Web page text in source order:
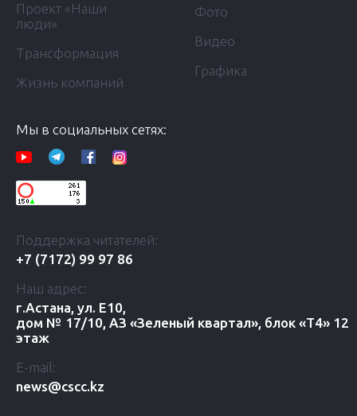
Проект «Наши
люди»
Трансформация
Жизнь компаний
Фото
Видео
Графика
Мы в социальных сетях:
Поддержка читателей:
+7 (7172) 99 97 86
Наш адрес:
г.Астана, ул. Е10,
дом № 17/10, АЗ «Зеленый квартал», блок «Т4» 12
этаж
E-mail:
news@cscc.kz